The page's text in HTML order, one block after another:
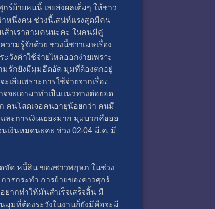
ร์ย้ายหนนี้ เลยส่งผลเต็มๆ ให้ชาว
าหนึ่งคน ช่วงนี้เสน่ห์แรงสุดมีคน
ส้าเราสามคนนะคะ ในคนมีคู่
ามรู้จักด้วย ช่วงนี้ชาวเมษเรื่อง
วังค่าใช้จ่ายไหลออกง่ายเพราะ
ามรักยังมีมุมอึดอัด มุมที่ต้องตกอยู่
สียเพราะการใช้จ่ายจากเรื่อง
จะเอามาทำเป็นแนวทางต่อยอด
คนโสดเจอคนอายุน้อยกว่า คนมี
ละการเงินเยอะมาก มุมบวกคือฮอ
เงินหมดนะคะ ช่วง 02-04 มี.ค. มี
ดขัด หนี้สิน ของชาวพฤษภ ในช่วง
ารกระทำ การย้ายของดาวศุกร์
ากทำให้มันสำเร็จเสร็จสิ้น มี
มุมที่ต้องระวังในงานก็ยังมีคือจะมี